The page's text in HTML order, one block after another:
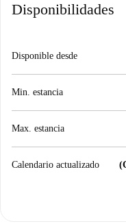
Disponibilidades
Disponible desde
Min. estancia
Max. estancia
Calendario actualizado